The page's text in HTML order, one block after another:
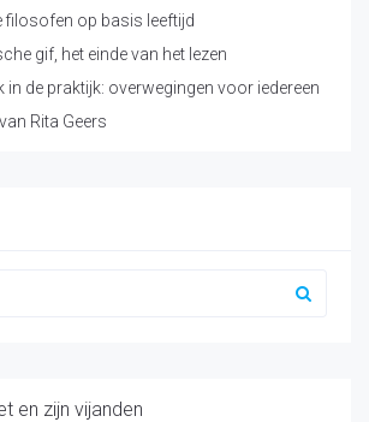
filosofen op basis leeftijd
gif, het einde van het lezen
in de praktijk: overwegingen voor iedereen
Rita Geers
en zijn vijanden